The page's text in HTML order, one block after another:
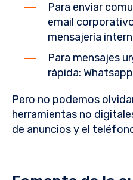
Para enviar
email
mensajería
Para mensajes
rápida:
Pero no podemos
herramientas no
de anuncios y el